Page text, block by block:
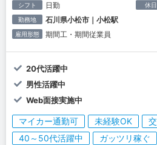
シフト 日勤 休日
勤務地 石川県小松市｜小松駅
雇用形態 期間工・期間従業員
20代活躍中
男性活躍中
Web面接実施中
マイカー通勤可 未経験OK
40～50代活躍中
ガッツリ稼ぐ